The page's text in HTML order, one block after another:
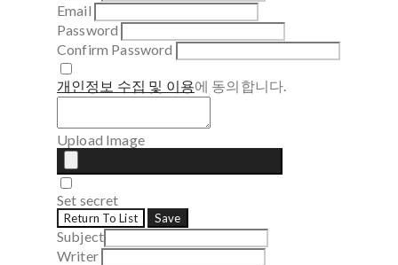
Email
Password
Confirm Password
개인정보 수집 및 이용에 동의합니다.
Upload Image
Set secret
Return To List Save
Subject
Writer